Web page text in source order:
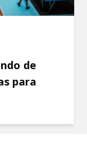
de
para